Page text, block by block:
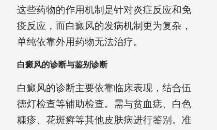
这些药物的作用机制是针对炎症反应和免
疫反应，而白癜风的发病机制更为复杂，
单纯依靠外用药物无法治疗。
白癜风的诊断与鉴别诊断
白癜风的诊断主要依靠临床表现，结合伍
德灯检查等辅助检查。需与贫血痣、白色
糠疹、花斑癣等其他皮肤病进行鉴别。准